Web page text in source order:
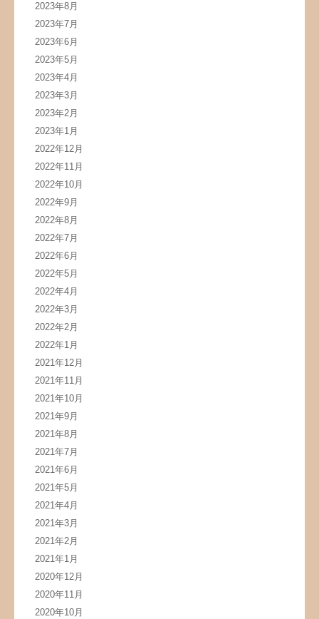
2023年8月
2023年7月
2023年6月
2023年5月
2023年4月
2023年3月
2023年2月
2023年1月
2022年12月
2022年11月
2022年10月
2022年9月
2022年8月
2022年7月
2022年6月
2022年5月
2022年4月
2022年3月
2022年2月
2022年1月
2021年12月
2021年11月
2021年10月
2021年9月
2021年8月
2021年7月
2021年6月
2021年5月
2021年4月
2021年3月
2021年2月
2021年1月
2020年12月
2020年11月
2020年10月